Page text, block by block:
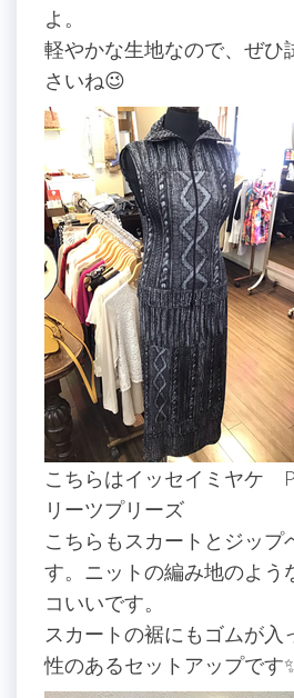
よ。
軽やかな生地なので、ぜひ
さいね😉
こちらはイッセイミヤケ
リーツプリーズ
こちらもスカートとジップ
す。ニットの編み地のよう
コいいです。
スカートの裾にもゴムが入
性のあるセットアップです